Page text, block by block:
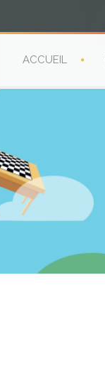
ACCUEIL